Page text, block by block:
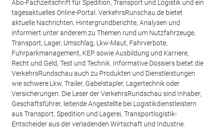
Abo-Fachzeitschrift für Spedition, Transport und Logistik und ein
tagesaktuelles Online-Portal. VerkehrsRunschau.de bietet
aktuelle Nachrichten, Hintergrundberichte, Analysen und
informiert unter anderem zu Themen rund um Nutzfahrzeuge,
Transport, Lager, Umschlag, Lkw-Maut, Fahrverbote,
Fuhrparkmanagement, KEP sowie Ausbildung und Karriere,
Recht und Geld, Test und Technik. Informative Dossiers bietet die
VerkehrsRundschau auch zu Produkten und Dienstleistungen
wie schwere Lkw, Trailer, Gabelstapler, Lagertechnik oder
Versicherungen. Die Leser der VerkehrsRundschau sind Inhaber,
Geschäftsführer, leitende Angestellte bei Logistikdienstleistern
aus Transport, Spedition und Lagerei, Transportlogistik-
Entscheider aus der verladenden Wirtschaft und Industrie.